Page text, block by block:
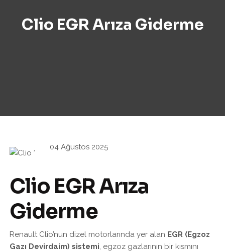
Clio EGR Arıza Giderme
04 Ağustos 2025
Clio EGR Arıza
Giderme
Renault Clio’nun dizel motorlarında yer alan EGR (Egzoz
Gazı Devirdaim) sistemi, egzoz gazlarının bir kısmını